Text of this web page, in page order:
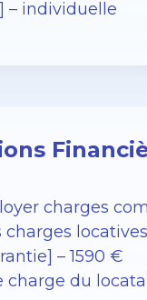
– individuelle
charges
charges
– 1590 €
charge du